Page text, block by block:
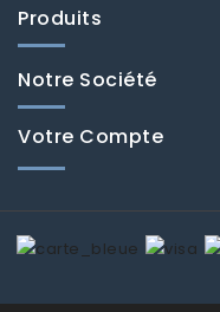
Produits
Notre Société
Votre Compte